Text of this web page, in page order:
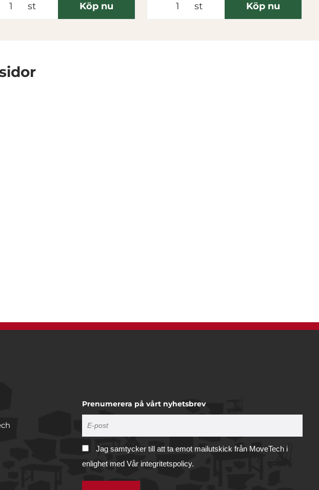
st Köp nu st Köp nu
Prenumerera på vårt nyhetsbrev
Jag samtycker till att ta emot mailutskick från MoveTech i
enlighet med Vår integritetspolicy.